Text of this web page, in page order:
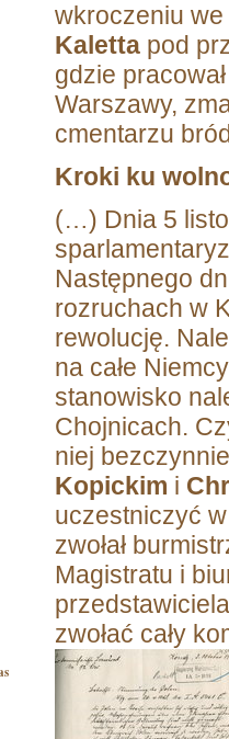
wkroczeniu
Kaletta pod
gdzie
Warszawy,
cmentarzu
Kroki ku
(…) Dnia 5
Następnego
rozruchach w
rewolucję.
na całe
stanowisko
Chojnicach.
niej
Kopickim i
uczestniczyć
zwołał
Magistratu i
zwołać cały